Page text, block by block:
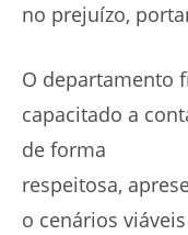
no prejuízo,
O departamento
capacitado a
de forma
respeitosa,
o cenários